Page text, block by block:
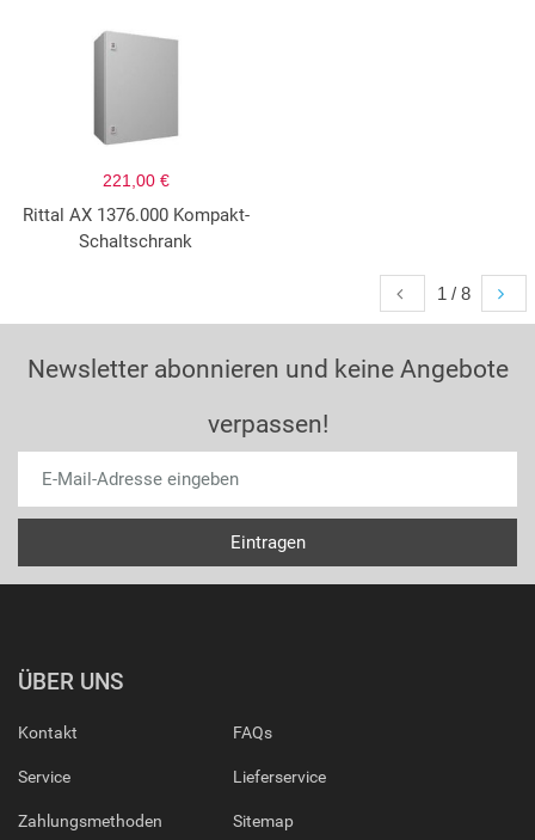
221,00 €
Rittal AX 1376.000 Kompakt-
Schaltschrank
1 / 8
Newsletter abonnieren und keine Angebote
verpassen!
ÜBER UNS
Kontakt
Service
Zahlungsmethoden
FAQs
Lieferservice
Sitemap